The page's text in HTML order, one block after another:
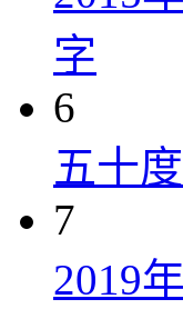
字
6
五十
7
2019